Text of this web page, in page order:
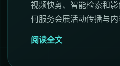
视频快剪、智能检索和
何服务会展活动传播与内
阅读全文